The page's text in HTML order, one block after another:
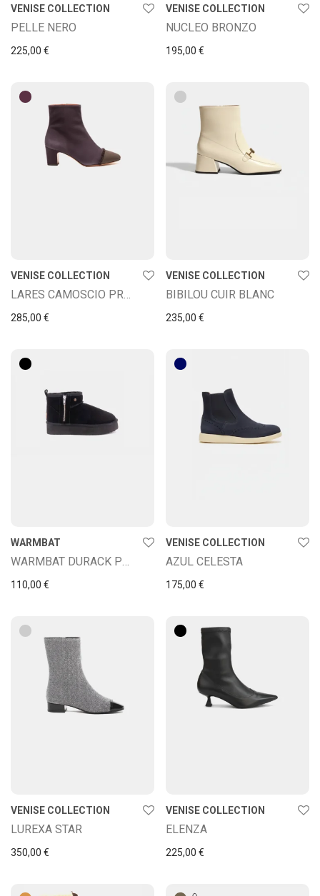
VENISE COLLECTION
PELLE NERO
225,00 €
VENISE COLLECTION
NUCLEO BRONZO
195,00 €
VENISE COLLECTION
LARES CAMOSCIO PRUGNA
285,00 €
VENISE COLLECTION
BIBILOU CUIR BLANC
235,00 €
WARMBAT
WARMBAT DURACK PLATEAU NEGRO
110,00 €
VENISE COLLECTION
AZUL CELESTA
175,00 €
VENISE COLLECTION
LUREXA STAR
350,00 €
VENISE COLLECTION
ELENZA
225,00 €